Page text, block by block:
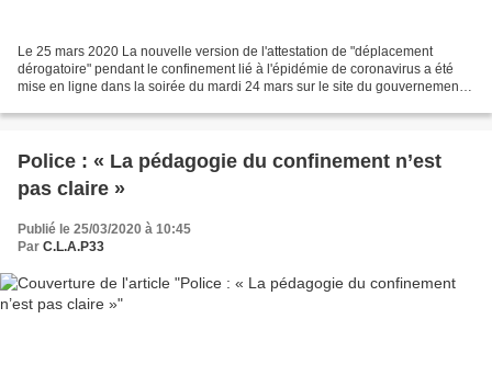
Le 25 mars 2020 La nouvelle version de l'attestation de "déplacement
dérogatoire" pendant le confinement lié à l'épidémie de coronavirus a été
mise en ligne dans la soirée du mardi 24 mars sur le site du gouvernement,
Police : « La pédagogie du confinement n’est
pas claire »
Publié le 25/03/2020 à 10:45
Par C.L.A.P33